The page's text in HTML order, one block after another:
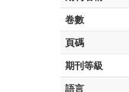
卷數
頁碼
期刊等級
語言